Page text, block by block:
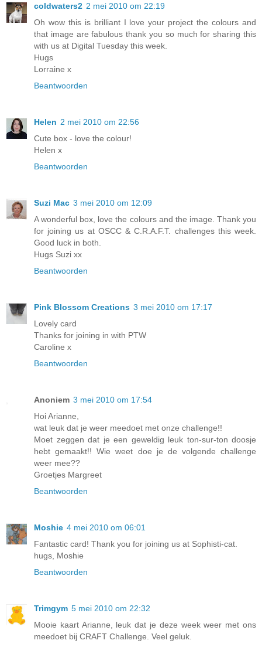
coldwaters2 2 mei 2010 om 22:19
Oh wow this is brilliant I love your project the colours and
that image are fabulous thank you so much for sharing this
with us at Digital Tuesday this week.
Hugs
Lorraine x
Beantwoorden
Helen 2 mei 2010 om 22:56
Cute box - love the colour!
Helen x
Beantwoorden
Suzi Mac 3 mei 2010 om 12:09
A wonderful box, love the colours and the image. Thank you
for joining us at OSCC & C.R.A.F.T. challenges this week.
Good luck in both.
Hugs Suzi xx
Beantwoorden
Pink Blossom Creations 3 mei 2010 om 17:17
Lovely card
Thanks for joining in with PTW
Caroline x
Beantwoorden
Anoniem 3 mei 2010 om 17:54
Hoi Arianne,
wat leuk dat je weer meedoet met onze challenge!!
Moet zeggen dat je een geweldig leuk ton-sur-ton doosje
hebt gemaakt!! Wie weet doe je de volgende challenge
weer mee??
Groetjes Margreet
Beantwoorden
Moshie 4 mei 2010 om 06:01
Fantastic card! Thank you for joining us at Sophisti-cat.
hugs, Moshie
Beantwoorden
Trimgym 5 mei 2010 om 22:32
Mooie kaart Arianne, leuk dat je deze week weer met ons
meedoet bij CRAFT Challenge. Veel geluk.